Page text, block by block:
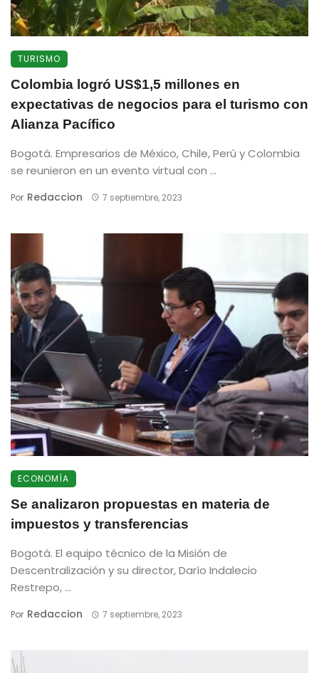
TURISMO
Colombia logró US$1,5 millones en
expectativas de negocios para el turismo con
Alianza Pacífico
Bogotá. Empresarios de México, Chile, Perú y Colombia
se reunieron en un evento virtual con ...
Por Redaccion 7 septiembre, 2023
ECONOMÍA
Se analizaron propuestas en materia de
impuestos y transferencias
Bogotá. El equipo técnico de la Misión de
Descentralización y su director, Darío Indalecio
Restrepo, ...
Por Redaccion 7 septiembre, 2023